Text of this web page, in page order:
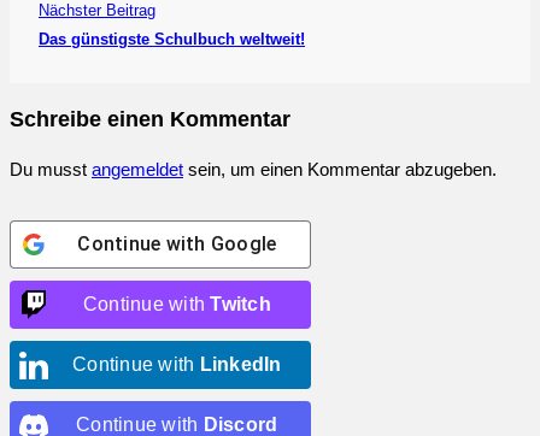
Nächster Beitrag
Das günstigste Schulbuch weltweit!
Schreibe einen Kommentar
Du musst angemeldet sein, um einen Kommentar abzugeben.
Continue with Google
Continue withTwitch
Continue with LinkedIn
Continue with Discord